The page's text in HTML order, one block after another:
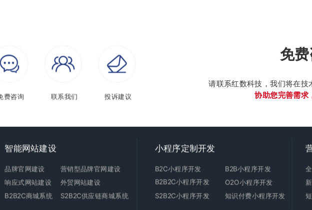
免费
请联系红数科技，我们将在技
协助您完善需求
费咨询 投诉建议
联系我们
智能网站建设
品牌官网建设
营销型品牌官网建设
外贸网站建设
B2B2C商城系统
响应式网站建设
S2B2C供应链商城系统
小程序定制开发
B2C小程序开发
B2B小程序开发
O2O小程序开发
知识付费小程序开发
B2B2C小程序开发
S2B2C小程序开发